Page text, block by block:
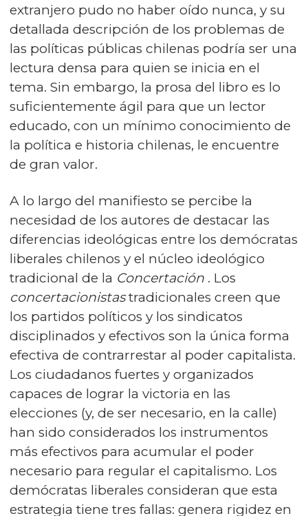
extranjero pudo no haber oído nunca, y su
detallada descripción de los problemas de
las políticas públicas chilenas podría ser una
lectura densa para quien se inicia en el
tema. Sin embargo, la prosa del libro es lo
suficientemente ágil para que un lector
educado, con un mínimo conocimiento de
la política e historia chilenas, le encuentre
de gran valor.
A lo largo del manifiesto se percibe la
necesidad de los autores de destacar las
diferencias ideológicas entre los demócratas
liberales chilenos y el núcleo ideológico
tradicional de la Concertación . Los
concertacionistastradicionales creen que
los partidos políticos y los sindicatos
disciplinados y efectivos son la única forma
efectiva de contrarrestar al poder capitalista.
Los ciudadanos fuertes y organizados
capaces de lograr la victoria en las
elecciones (y, de ser necesario, en la calle)
han sido considerados los instrumentos
más efectivos para acumular el poder
necesario para regular el capitalismo. Los
demócratas liberales consideran que esta
estrategia tiene tres fallas: genera rigidez en